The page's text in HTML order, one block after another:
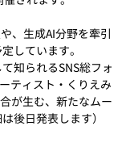
、生成AI分野を牽引
しています。
知られるSNS総フォ
ティスト・くりえみ
が生む、新たなムー
後日発表します）